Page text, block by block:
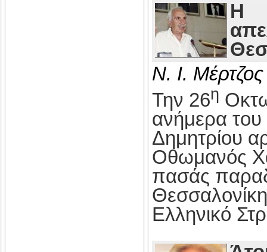
Η
Ν. Ι. Μέρτζος
Την 26η
ανήμερα του
Δημητρίου
Οθωμανός
πασάς
Ελληνικό